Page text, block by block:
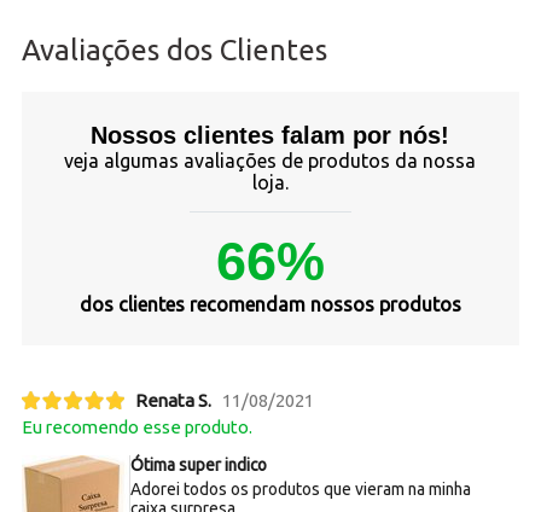
Avaliações dos Clientes
Nossos clientes falam por nós!
veja algumas avaliações de produtos da nossa
loja.
66%
dos clientes recomendam nossos produtos
Renata S.
11/08/2021
Eu recomendo esse produto.
Ótima super indico
Adorei todos os produtos que vieram na minha